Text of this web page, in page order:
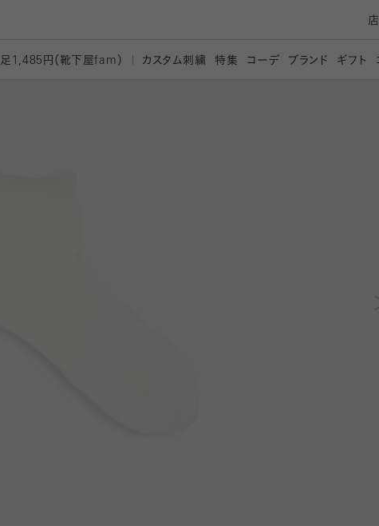
足1,485円（靴下屋fam） カスタム刺繍 特集 コーデ ブランド ギフト